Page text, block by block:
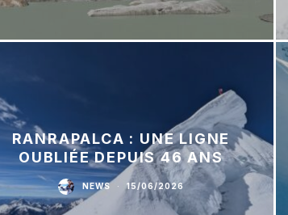
RANRAPALCA : UNE LIGNE
OUBLIÉE DEPUIS 46 ANS
NEWS · 15/06/2026